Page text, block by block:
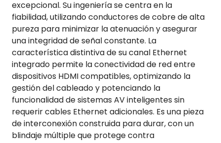
excepcional. Su ingeniería se centra en la
fiabilidad, utilizando conductores de cobre de alta
pureza para minimizar la atenuación y asegurar
una integridad de señal constante. La
característica distintiva de su canal Ethernet
integrado permite la conectividad de red entre
dispositivos HDMI compatibles, optimizando la
gestión del cableado y potenciando la
funcionalidad de sistemas AV inteligentes sin
requerir cables Ethernet adicionales. Es una pieza
de interconexión construida para durar, con un
blindaje múltiple que protege contra